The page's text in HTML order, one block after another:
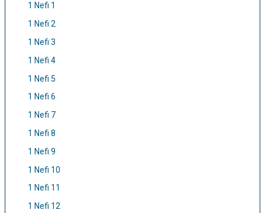
1 Nefi 1
1 Nefi 2
1 Nefi 3
1 Nefi 4
1 Nefi 5
1 Nefi 6
1 Nefi 7
1 Nefi 8
1 Nefi 9
1 Nefi 10
1 Nefi 11
1 Nefi 12